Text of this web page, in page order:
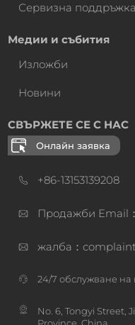
Сервизна поддръжка
Медии и събития
Изложби
Новини
СВЪРЖЕТЕ СЕ С НАС
Онлайн заявка
+86-13153139208
Продажби Email
жалба：
24/7 обслужване на
No. 6, Tongyi Street,